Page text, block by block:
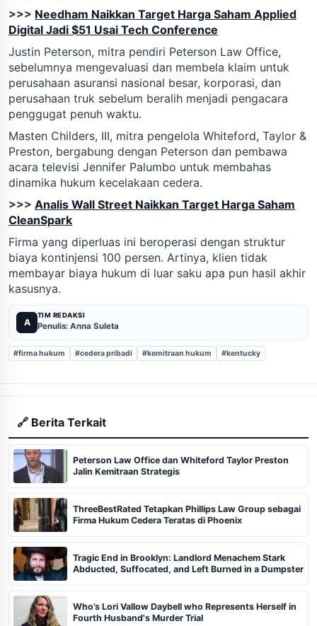
>>> Needham Naikkan Target Harga Saham Applied
Digital Jadi $51 Usai Tech Conference
Justin Peterson, mitra pendiri Peterson Law Office,
sebelumnya mengevaluasi dan membela klaim untuk
perusahaan asuransi nasional besar, korporasi, dan
perusahaan truk sebelum beralih menjadi pengacara
penggugat penuh waktu.
Masten Childers, III, mitra pengelola Whiteford, Taylor &
Preston, bergabung dengan Peterson dan pembawa
acara televisi Jennifer Palumbo untuk membahas
dinamika hukum kecelakaan cedera.
>>> Analis Wall Street Naikkan Target Harga Saham
CleanSpark
Firma yang diperluas ini beroperasi dengan struktur
biaya kontinjensi 100 persen. Artinya, klien tidak
membayar biaya hukum di luar saku apa pun hasil akhir
kasusnya.
A
TIM REDAKSI
Penulis: Anna Suleta
#firma hukum #cedera pribadi #kemitraan hukum #kentucky
🔗 Berita Terkait
Peterson Law Office dan Whiteford Taylor Preston
Jalin Kemitraan Strategis
ThreeBestRated Tetapkan Phillips Law Group sebagai
Firma Hukum Cedera Teratas di Phoenix
Tragic End in Brooklyn: Landlord Menachem Stark
Abducted, Suffocated, and Left Burned in a Dumpster
Who’s Lori Vallow Daybell who Represents Herself in
Fourth Husband's Murder Trial